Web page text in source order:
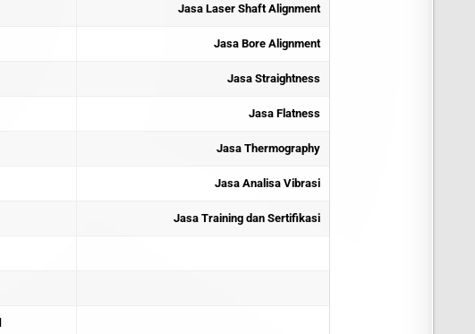
Jasa Laser Shaft Alignment
Jasa Bore Alignment
Jasa Straightness
Jasa Flatness
Jasa Thermography
Jasa Analisa Vibrasi
Jasa Training dan Sertifikasi